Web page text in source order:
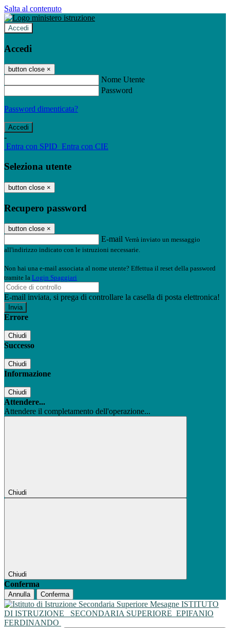
Salta al contenuto
Accedi
Accedi
button close ×
Nome Utente
Password
Password dimenticata?
-
Entra con SPID Entra con CIE
Seleziona utente
button close ×
Recupero password
button close ×
E-mail Verrà inviato un messaggio
all'indirizzo indicato con le istruzioni necessarie.
Non hai una e-mail associata al nome utente? Effettua il reset della password
tramite la Login Spaggiari
E-mail inviata, si prega di controllare la casella di posta elettronica!
Errore
Chiudi
Successo
Chiudi
Informazione
Chiudi
Attendere...
Attendere il completamento dell'operazione...
Chiudi
Chiudi
Conferma
Annulla Conferma
ISTITUTO
DI ISTRUZIONE
SECONDARIA SUPERIORE EPIFANIO
FERDINANDO